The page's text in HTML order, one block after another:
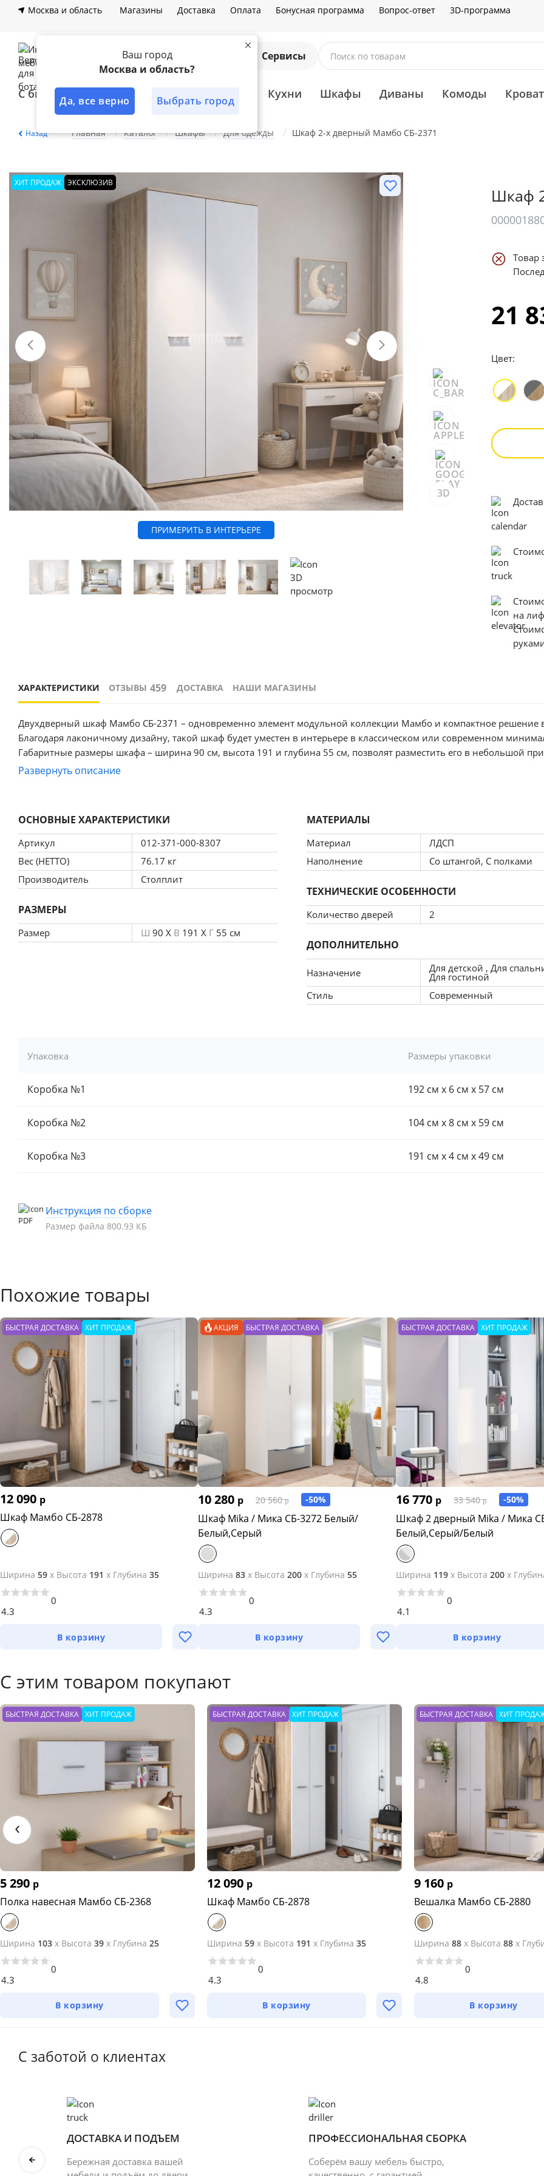
Ваш город
Москва и область?
Да, все верно Выбрать город
Москва и область Магазины Доставка Оплата Бонусная программа Вопрос-ответ 3D-программа
Сервисы Поиск по товарам
С быстрой доставкой Лучшее решение Кухни Шкафы Диваны Комоды
Назад Главная Каталог Шкафы Для одежды Шкаф 2-х дверный Мамбо СБ-2371
ХИТ ПРОДАЖ ЭКСКЛЮЗИВ
3D
ПРИМЕРИТЬ В ИНТЕРЬЕРЕ
Шкаф
Товар
21
Цвет:
на
ХАРАКТЕРИСТИКИ ОТЗЫВЫ 459 ДОСТАВКА НАШИ МАГАЗИНЫ
Двухдверный шкаф Мамбо СБ-2371 – одновременно элемент модульной коллекции Мамбо и компактное решение
Благодаря лаконичному дизайну, такой шкаф будет уместен в интерьере в классическом или современном
Габаритные размеры шкафа – ширина 90 см, высота 191 и глубина 55 см, позволят разместить его в небольшой
кабинете. Визуально шкаф можно разделить на два отделения. Большое отделение со штангой для развешивания
Развернуть описание
ОСНОВНЫЕ ХАРАКТЕРИСТИКИ
Артикул
012-371-000-8307
Вес (НЕТТО)
76.17 кг
Производитель
Столплит
РАЗМЕРЫ
Размер Ш 90 X В 191 X Г 55 см
МАТЕРИАЛЫ
Материал
ЛДСП
Наполнение
Со штангой, С полками
ТЕХНИЧЕСКИЕ ОСОБЕННОСТИ
Количество дверей 2
ДОПОЛНИТЕЛЬНО
Назначение Для детской , Для
Для гостиной
Стиль
Современный
Упаковка Размеры упаковки
Коробка №1 192 см x 6 см x 57 см
Коробка №2 104 см x 8 см x 59 см
Коробка №3 191 см x 4 см x 49 см
Инструкция по сборке
Размер файла 800.93 КБ
Похожие товары
БЫСТРАЯ ДОСТАВКА ХИТ ПРОДАЖ
12 090 р
Шкаф Мамбо СБ-2878
Ширина 59 x Высота 191 x Глубина 35
4.3
0
В корзину
АКЦИЯ БЫСТРАЯ ДОСТАВКА
10 280 р 20 560 р -50%
Шкаф Mika / Мика СБ-3272 Белый/
Белый,Серый
Ширина 83 x Высота 200 x Глубина 55
4.3
0
В корзину
БЫСТРАЯ ДОСТАВКА ХИТ ПРОДАЖ
16 770 р 33 540 р -50%
Шкаф 2 дверный Mika / Мика
Белый,Серый/Белый
Ширина 119 x Высота 200 x
4.1
0
В корзину
С этим товаром покупают
БЫСТРАЯ ДОСТАВКА ХИТ ПРОДАЖ
5 290 р
Полка навесная Мамбо СБ-2368
Ширина 103 x Высота 39 x Глубина 25
4.3
0
В корзину
БЫСТРАЯ ДОСТАВКА ХИТ ПРОДАЖ
12 090 р
Шкаф Мамбо СБ-2878
Ширина 59 x Высота 191 x Глубина 35
4.3
0
В корзину
БЫСТРАЯ ДОСТАВКА ХИТ
9 160 р
Вешалка Мамбо СБ-2880
Ширина 88 x Высота 88 x
4.8
0
В корзину
‹
С заботой о клиентах
ДОСТАВКА И ПОДЪЕМ
Бережная доставка вашей
ПРОФЕССИОНАЛЬНАЯ СБОРКА
Соберём вашу мебель быстро,